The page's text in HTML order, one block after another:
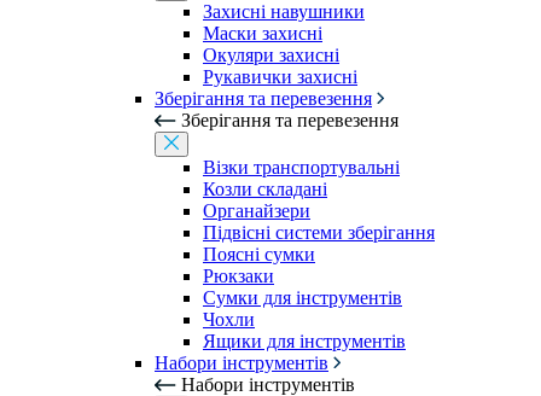
Захисні навушники
Маски захисні
Окуляри захисні
Рукавички захисні
Зберігання та перевезення
Зберігання та перевезення
Візки транспортувальні
Козли складані
Органайзери
Підвісні системи зберігання
Поясні сумки
Рюкзаки
Сумки для інструментів
Чохли
Ящики для інструментів
Набори інструментів
Набори інструментів